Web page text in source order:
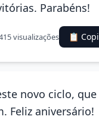
Parabéns!
visualizações 📋
novo ciclo,
Feliz aniversário!